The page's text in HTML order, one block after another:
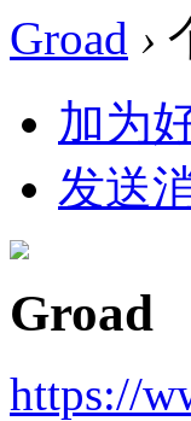
Groad ›
加为
发送
Groad
https://